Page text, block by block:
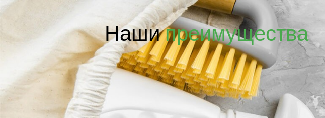
Нашипреимущества